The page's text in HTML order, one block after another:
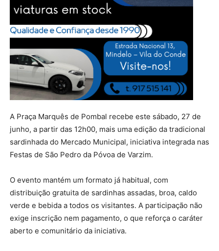
A Praça Marquês de Pombal recebe este sábado, 27 de
junho, a partir das 12h00, mais uma edição da tradicional
sardinhada do Mercado Municipal, iniciativa integrada nas
Festas de São Pedro da Póvoa de Varzim.
O evento mantém um formato já habitual, com
distribuição gratuita de sardinhas assadas, broa, caldo
verde e bebida a todos os visitantes. A participação não
exige inscrição nem pagamento, o que reforça o caráter
aberto e comunitário da iniciativa.